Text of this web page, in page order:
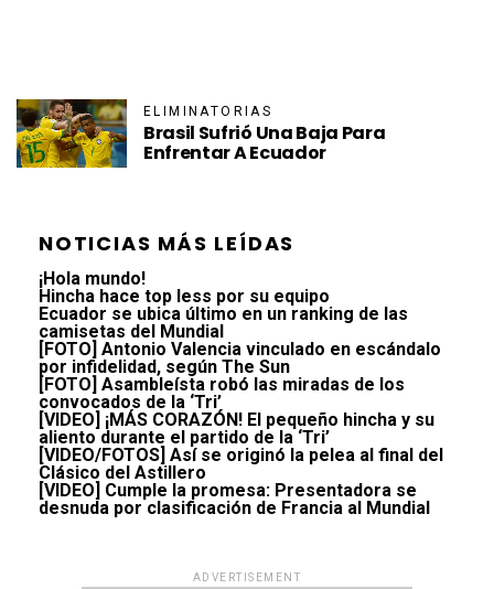
ELIMINATORIAS
Brasil Sufrió Una Baja Para
Enfrentar A Ecuador
NOTICIAS MÁS LEÍDAS
¡Hola mundo!
Hincha hace top less por su equipo
Ecuador se ubica último en un ranking de las
camisetas del Mundial
[FOTO] Antonio Valencia vinculado en escándalo
por infidelidad, según The Sun
[FOTO] Asambleísta robó las miradas de los
convocados de la ‘Tri’
[VIDEO] ¡MÁS CORAZÓN! El pequeño hincha y su
aliento durante el partido de la ‘Tri’
[VIDEO/FOTOS] Así se originó la pelea al final del
Clásico del Astillero
[VIDEO] Cumple la promesa: Presentadora se
desnuda por clasificación de Francia al Mundial
ADVERTISEMENT